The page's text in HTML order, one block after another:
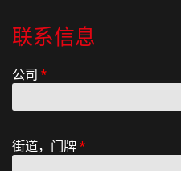
联系信息
公司 *
街道，门牌*